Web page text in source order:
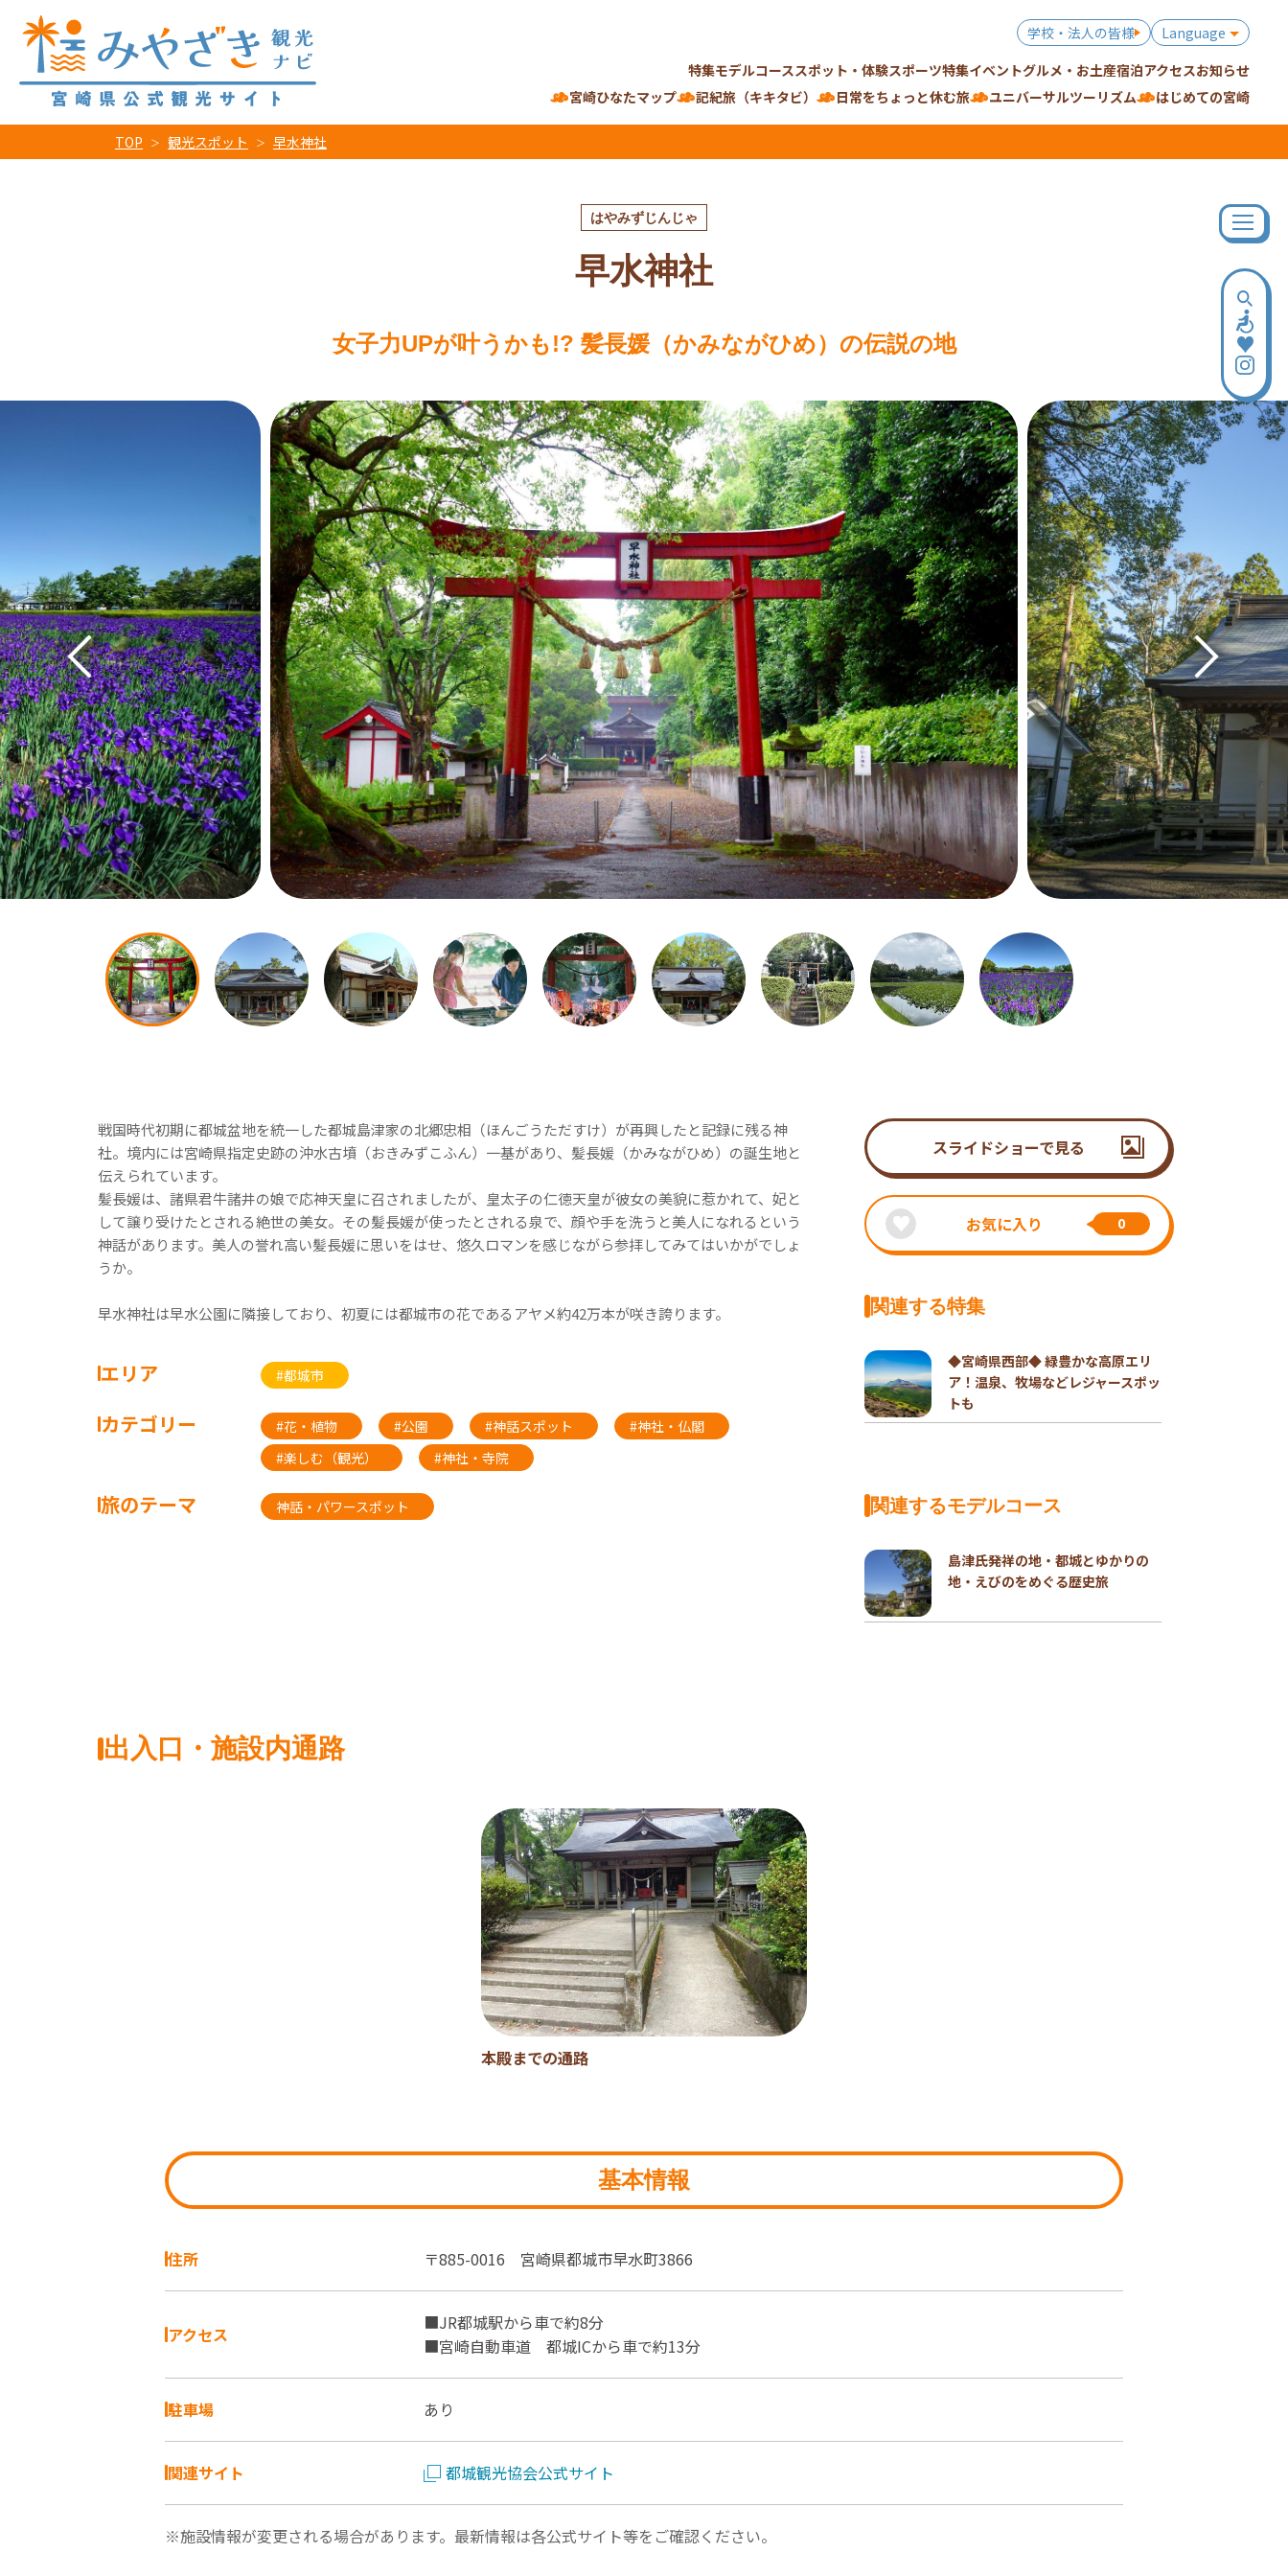
学校・法人の皆様
Language
特集モデルコーススポット・体験スポーツ特集イベントグルメ・お土産宿泊アクセスお知らせ
宮崎ひなたマップ
記紀旅（キキタビ） 日常をちょっと休む旅 ユニバーサルツーリズム はじめての宮崎
TOP 観光スポット 早水神社
はやみずじんじゃ
早水神社
女子力UPが叶うかも!? 髪長媛（かみながひめ）の伝説の地
戦国時代初期に都城盆地を統一した都城島津家の北郷忠相（ほんごうただすけ）が再興したと記録に残る神
社。境内には宮崎県指定史跡の沖水古墳（おきみずこふん）一基があり、髪長媛（かみながひめ）の誕生地と
伝えられています。
髪長媛は、諸県君牛諸井の娘で応神天皇に召されましたが、皇太子の仁徳天皇が彼女の美貌に惹かれて、妃と
して譲り受けたとされる絶世の美女。その髪長媛が使ったとされる泉で、顔や手を洗うと美人になれるという
神話があります。美人の誉れ高い髪長媛に思いをはせ、悠久ロマンを感じながら参拝してみてはいかがでしょ
うか。
早水神社は早水公園に隣接しており、初夏には都城市の花であるアヤメ約42万本が咲き誇ります。
エリア #都城市
カテゴリー #花・植物 #公園 #神話スポット
#神社・仏閣
#楽しむ（観光）
#神社・寺院
旅のテーマ 神話・パワースポット
スライドショーで見る
お気に入り 0
関連する特集
◆宮崎県西部◆ 緑豊かな高原エリ
ア！温泉、牧場などレジャースポッ
トも
関連するモデルコース
島津氏発祥の地・都城とゆかりの
地・えびのをめぐる歴史旅
出入口・施設内通路
本殿までの通路
基本情報
住所 〒885-0016 宮崎県都城市早水町3866
アクセス
■JR都城駅から車で約8分
■宮崎自動車道 都城ICから車で約13分
駐車場 あり
関連サイト 都城観光協会公式サイト
※施設情報が変更される場合があります。最新情報は各公式サイト等をご確認ください。